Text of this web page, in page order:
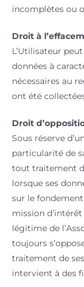
incomplètes ou
Droit à
L’Utilisateur
données à
nécessaires au
ont été
Droit
Sous réserve
particularité de
tout traitement
lorsque ses
sur le fondement
mission
légitime de
toujours
traitement de
intervient à des